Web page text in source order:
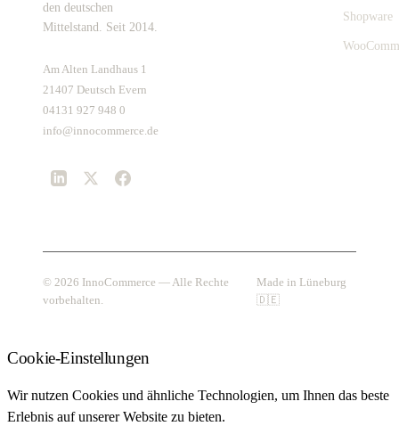
den deutschen
Mittelstand. Seit 2014.
Am Alten Landhaus 1
21407 Deutsch Evern
04131 927 948 0
info@innocommerce.de
Shopware
© 2026 InnoCommerce — Alle Rechte
vorbehalten.
Made in Lüneburg
🇩🇪
Cookie-Einstellungen
Wir nutzen Cookies und ähnliche Technologien, um Ihnen das beste
Erlebnis auf unserer Website zu bieten.